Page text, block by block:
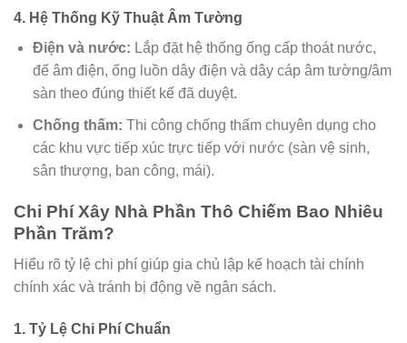
4. Hệ Thống Kỹ Thuật Âm Tường
Điện và nước: Lắp đặt hệ thống ống cấp thoát nước,
đế âm điện, ống luồn dây điện và dây cáp âm tường/âm
sàn theo đúng thiết kế đã duyệt.
Chống thấm: Thi công chống thấm chuyên dụng cho
các khu vực tiếp xúc trực tiếp với nước (sàn vệ sinh,
sân thượng, ban công, mái).
Chi Phí Xây Nhà Phần Thô Chiếm Bao Nhiêu
Phần Trăm?
Hiểu rõ tỷ lệ chi phí giúp gia chủ lập kế hoạch tài chính
chính xác và tránh bị động về ngân sách.
1. Tỷ Lệ Chi Phí Chuẩn